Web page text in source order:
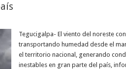
Tegucigalpa- El viento del noreste
transportando humedad desde el
el territorio nacional, generando
inestables en gran parte del país,